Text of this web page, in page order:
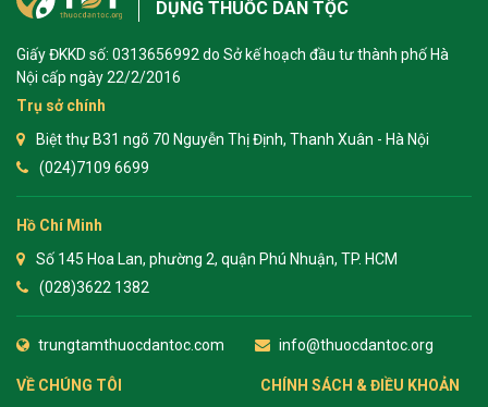
DỤNG THUỐC DÂN TỘC
Giấy ĐKKD số: 0313656992 do Sở kế hoạch đầu tư thành phố Hà
Nội cấp ngày 22/2/2016
Trụ sở chính
Biệt thự B31 ngõ 70 Nguyễn Thị Định, Thanh Xuân - Hà Nội
(024)7109 6699
Hồ Chí Minh
Số 145 Hoa Lan, phường 2, quận Phú Nhuận, TP. HCM
(028)3622 1382
trungtamthuocdantoc.com info@thuocdantoc.org
VỀ CHÚNG TÔI CHÍNH SÁCH & ĐIỀU KHOẢN